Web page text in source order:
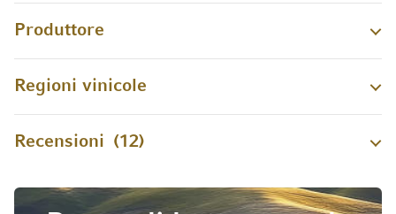
Produttore
Regioni vinicole
Recensioni 12